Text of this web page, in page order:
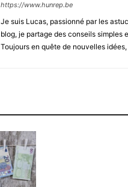
https://www.hunrep.be
Je suis Lucas, passionné par les
blog, je partage des conseils
Toujours en quête de nouvelles